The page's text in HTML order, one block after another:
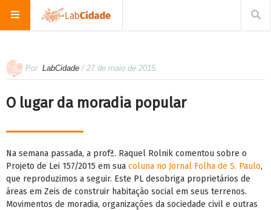
Por LabCidade / 27 de maio de 2015
O lugar da moradia popular
Na semana passada, a profª. Raquel Rolnik comentou sobre o
Projeto de Lei 157/2015 em sua coluna no Jornal Folha de S. Paulo,
que reproduzimos a seguir. Este PL desobriga proprietários de
áreas em Zeis de construir habitação social em seus terrenos.
Movimentos de moradia, organizações da sociedade civil e outras